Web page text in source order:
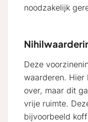
noodzakelijk
Deze
waarderen. Hier
over, maar dit
vrije ruimte.
bijvoorbeeld